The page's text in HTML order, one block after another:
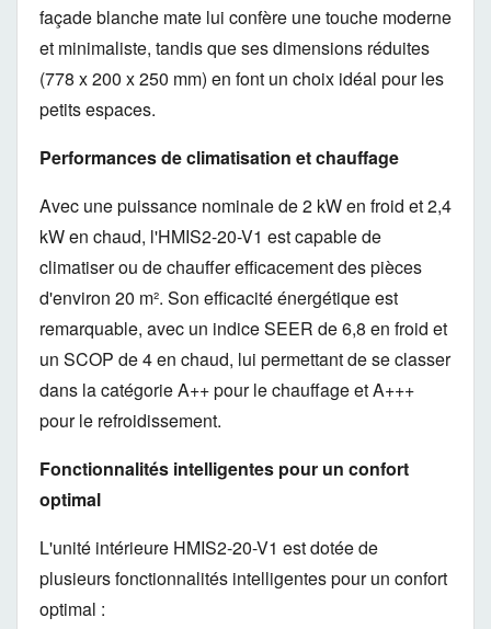
façade blanche mate lui confère une touche moderne
et minimaliste, tandis que ses dimensions réduites
(778 x 200 x 250 mm) en font un choix idéal pour les
petits espaces.
Performances de climatisation et chauffage
Avec une puissance nominale de 2 kW en froid et 2,4
kW en chaud, l'HMIS2-20-V1 est capable de
climatiser ou de chauffer efficacement des pièces
d'environ 20 m². Son efficacité énergétique est
remarquable, avec un indice SEER de 6,8 en froid et
un SCOP de 4 en chaud, lui permettant de se classer
dans la catégorie A++ pour le chauffage et A+++
pour le refroidissement.
Fonctionnalités intelligentes pour un confort
optimal
L'unité intérieure HMIS2-20-V1 est dotée de
plusieurs fonctionnalités intelligentes pour un confort
optimal :